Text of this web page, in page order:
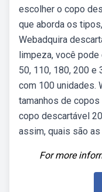
escolher o copo
que aborda os
Webadquira
limpeza, você
50, 110, 180, 200 e
com 100 unidades.
tamanhos de
copo descartável
assim, quais são
For more